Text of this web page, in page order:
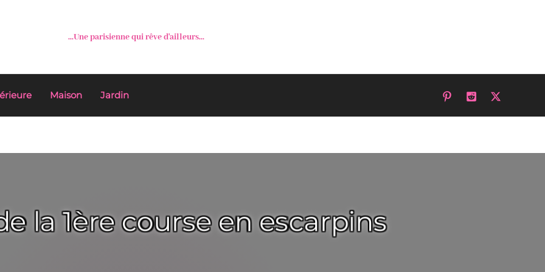
...Une parisienne qui rêve d'ailleurs...
Maison Jardin
la 1ère course en escarpins